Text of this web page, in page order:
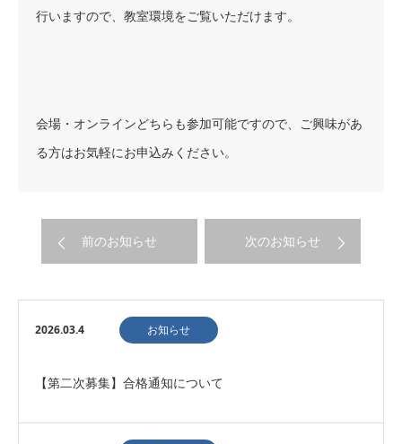
行いますので、教室環境をご覧いただけます。
会場・オンラインどちらも参加可能ですので、ご興味があ
る方はお気軽にお申込みください。
前のお知らせ 次のお知らせ
2026.03.4 お知らせ
【第二次募集】合格通知について